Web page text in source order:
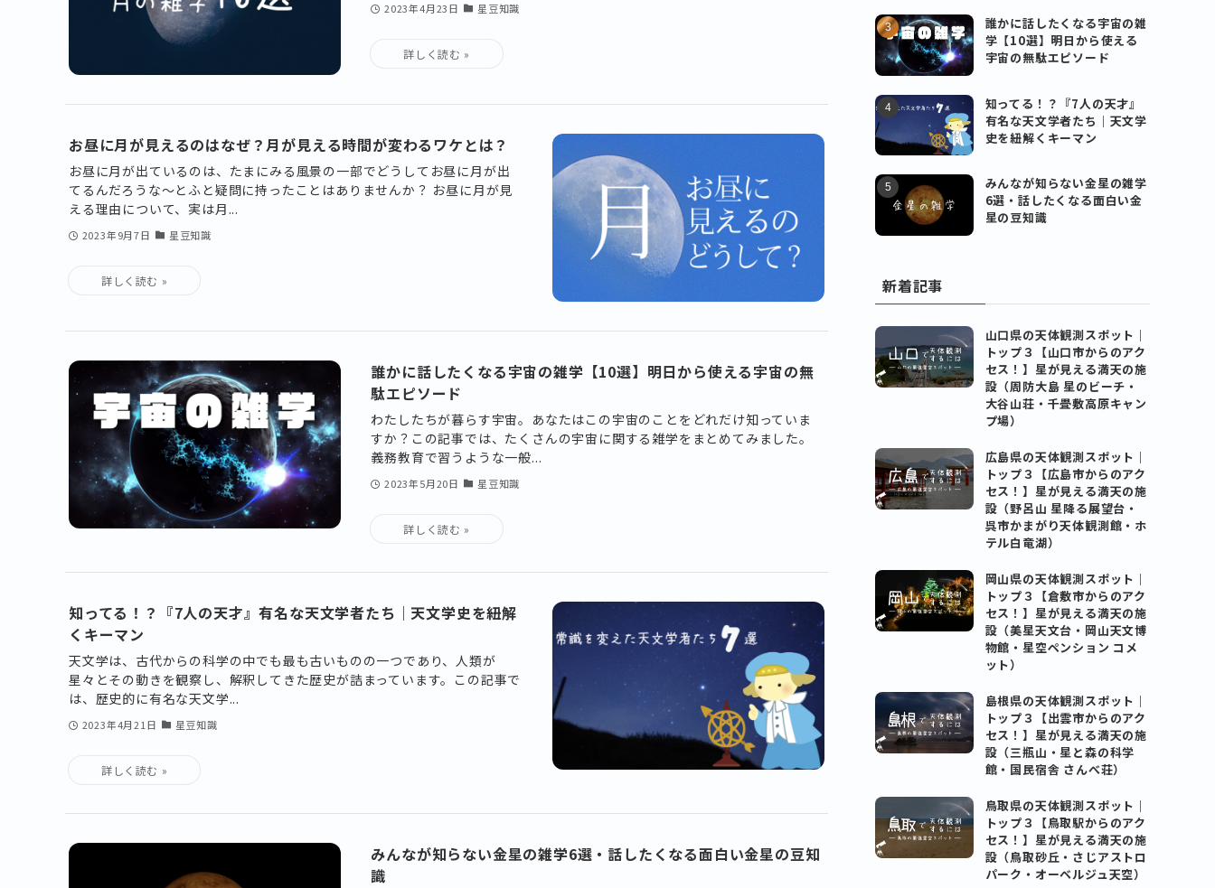
2023年4月23日 星豆知識
お昼に月が見えるのはなぜ？月が見える時間が変わるワケとは？
お昼に月が出ているのは、たまにみる風景の一部でどうしてお昼に月が出
てるんだろうな〜とふと疑問に持ったことはありませんか？ お昼に月が見
える理由について、実は月...
2023年9月7日 星豆知識
誰かに話したくなる宇宙の雑学【10選】明日から使える宇宙の無
駄エピソード
わたしたちが暮らす宇宙。あなたはこの宇宙のことをどれだけ知っていま
すか？この記事では、たくさんの宇宙に関する雑学をまとめてみました。
義務教育で習うような一般...
2023年5月20日 星豆知識
知ってる！？『7人の天才』有名な天文学者たち｜天文学史を紐解
くキーマン
天文学は、古代からの科学の中でも最も古いものの一つであり、人類が
星々とその動きを観察し、解釈してきた歴史が詰まっています。この記事で
は、歴史的に有名な天文学...
2023年4月21日 星豆知識
みんなが知らない金星の雑学6選・話したくなる面白い金星の豆知
識
誰かに話したくなる宇宙の雑
学【10選】明日から使える
宇宙の無駄エピソード
知ってる！？『7人の天才』
有名な天文学者たち｜天文学
史を紐解くキーマン
みんなが知らない金星の雑学
6選・話したくなる面白い金
星の豆知識
新着記事
山口県の天体観測スポット｜
トップ３【山口市からのアク
セス！】星が見える満天の施
設（周防大島 星のビーチ・
大谷山荘・千畳敷高原キャン
プ場）
広島県の天体観測スポット｜
トップ３【広島市からのアク
セス！】星が見える満天の施
設（野呂山 星降る展望台・
呉市かまがり天体観測館・ホ
テル白竜湖）
岡山県の天体観測スポット｜
トップ３【倉敷市からのアク
セス！】星が見える満天の施
設（美星天文台・岡山天文博
物館・星空ペンション コメ
ット）
島根県の天体観測スポット｜
トップ３【出雲市からのアク
セス！】星が見える満天の施
設（三瓶山・星と森の科学
館・国民宿舎 さんべ荘）
鳥取県の天体観測スポット｜
トップ３【鳥取駅からのアク
セス！】星が見える満天の施
設（鳥取砂丘・さじアストロ
パーク・オーベルジュ天空）